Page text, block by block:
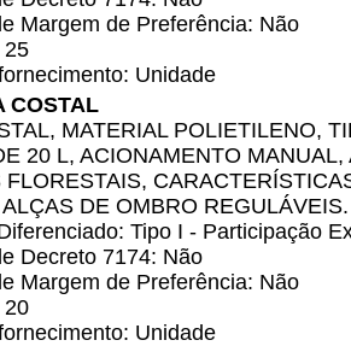
Margem de Preferência: Não
25
Unidade
COSTAL
MATERIAL POLIETILENO,
20 L, ACIONAMENTO
FLORESTAIS,
DE OMBRO REGULÁVEIS.
Tipo I - Participação
Decreto 7174: Não
Margem de Preferência: Não
20
Unidade